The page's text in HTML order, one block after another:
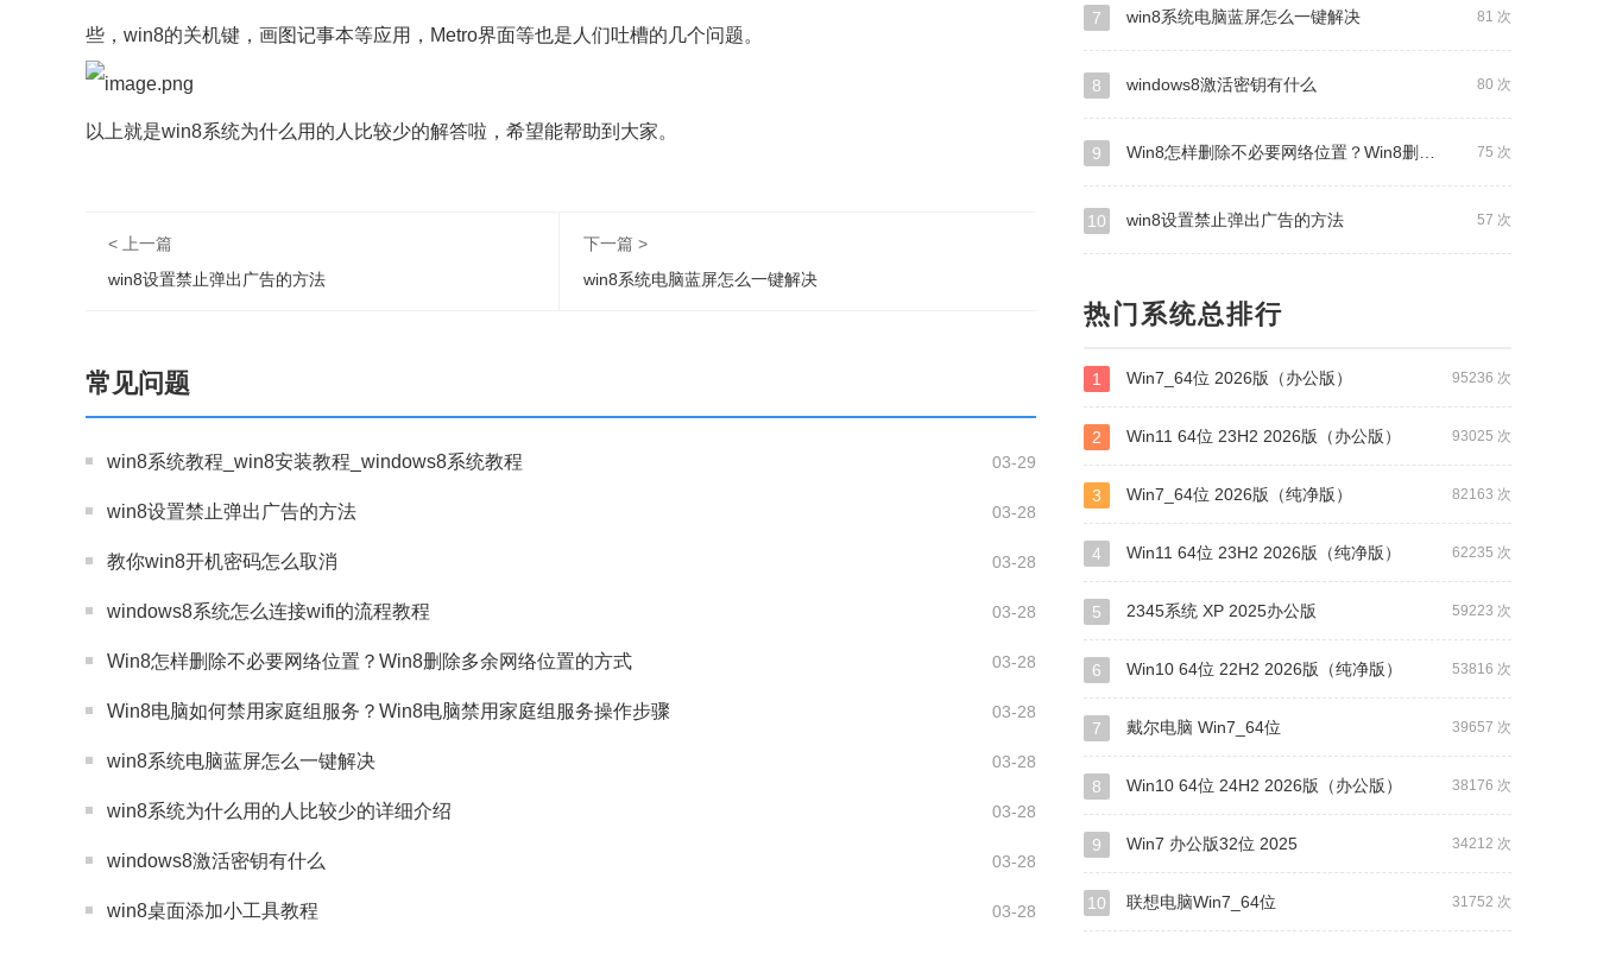
些，win8的关机键，画图记事本等应用，Metro界面等也是人们吐槽的几个问题。
以上就是win8系统为什么用的人比较少的解答啦，希望能帮助到大家。
< 上一篇
win8设置禁止弹出广告的方法
下一篇 >
win8系统电脑蓝屏怎么一键解决
常见问题
03-29
win8系统教程_win8安装教程_windows8系统教程
03-28
win8设置禁止弹出广告的方法
03-28
教你win8开机密码怎么取消
03-28
windows8系统怎么连接wifi的流程教程
03-28
Win8怎样删除不必要网络位置？Win8删除多余网络位置的方式
03-28
Win8电脑如何禁用家庭组服务？Win8电脑禁用家庭组服务操作步骤
03-28
win8系统电脑蓝屏怎么一键解决
03-28
win8系统为什么用的人比较少的详细介绍
03-28
windows8激活密钥有什么
03-28
win8桌面添加小工具教程
81 次
7 win8系统电脑蓝屏怎么一键解决
80 次
8 windows8激活密钥有什么
75 次
9 Win8怎样删除不必要网络位置？Win8删除多余网络位置的方式
57 次
10 win8设置禁止弹出广告的方法
热门系统总排行
95236 次
1 Win7_64位 2026版（办公版）
93025 次
2 Win11 64位 23H2 2026版（办公版）
82163 次
3 Win7_64位 2026版（纯净版）
62235 次
4 Win11 64位 23H2 2026版（纯净版）
59223 次
5 2345系统 XP 2025办公版
53816 次
6 Win10 64位 22H2 2026版（纯净版）
39657 次
7 戴尔电脑 Win7_64位
38176 次
8 Win10 64位 24H2 2026版（办公版）
34212 次
9 Win7 办公版32位 2025
31752 次
10 联想电脑Win7_64位